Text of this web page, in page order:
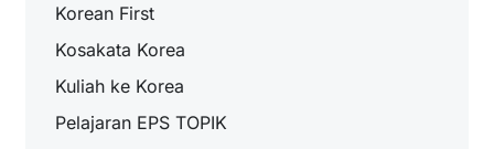
Korean First
Kosakata Korea
Kuliah ke Korea
Pelajaran EPS TOPIK